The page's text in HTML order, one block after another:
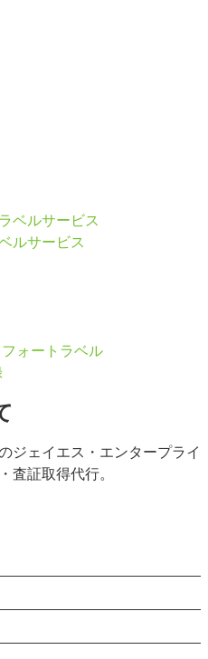
ルサービス
ォートラベル
ジェイエス・エンタープライ
査証取得代行。